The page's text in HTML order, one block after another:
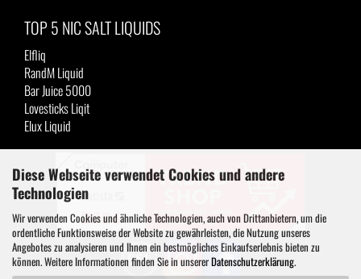
Diese Webseite verwendet Cookies und andere
Technologien
Wir verwenden Cookies und ähnliche Technologien, auch von Drittanbietern, um die
ordentliche Funktionsweise der Website zu gewährleisten, die Nutzung unseres
Angebotes zu analysieren und Ihnen ein bestmögliches Einkaufserlebnis bieten zu
können. Weitere Informationen finden Sie in unsererDatenschutzerklärung.
TOP 5 NIC SALT LIQUIDS
Elfliq
RandM Liquid
Bar Juice 5000
Lovesticks Liqit
Elux Liquid